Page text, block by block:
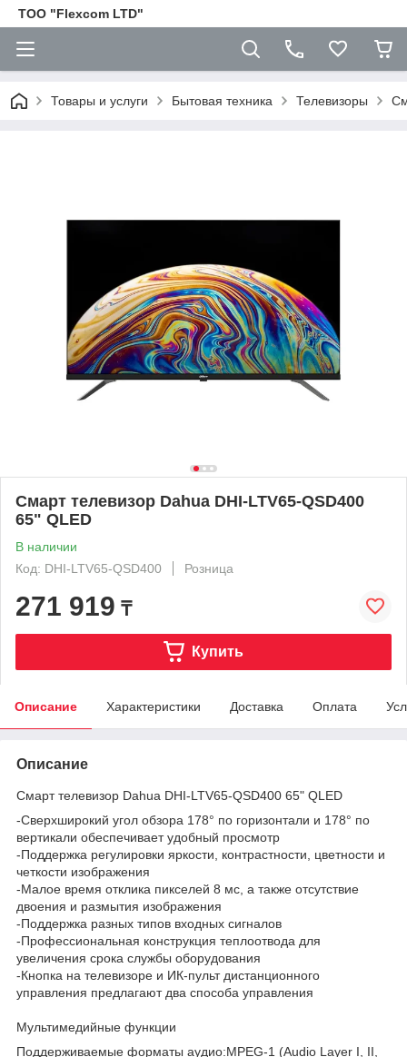
ТОО "Flexcom LTD"
Товары и услуги Бытовая техника Телевизоры
Смарт телевизор Dahua DHI-LTV65-QSD400
65" QLED
В наличии
Код: DHI-LTV65-QSD400
Розница
271 919 ₸
Купить
Описание Характеристики Доставка Оплата
Описание
Смарт телевизор Dahua DHI-LTV65-QSD400 65" QLED
-Сверхширокий угол обзора 178° по горизонтали и 178° по
вертикали обеспечивает удобный просмотр
-Поддержка регулировки яркости, контрастности, цветности и
четкости изображения
-Малое время отклика пикселей 8 мс, а также отсутствие
двоения и размытия изображения
-Поддержка разных типов входных сигналов
-Профессиональная конструкция теплоотвода для
увеличения срока службы оборудования
-Кнопка на телевизоре и ИК-пульт дистанционного
управления предлагают два способа управления
Мультимедийные функции
Поддерживаемые форматы аудио:MPEG-1 (Audio Layer I, II,